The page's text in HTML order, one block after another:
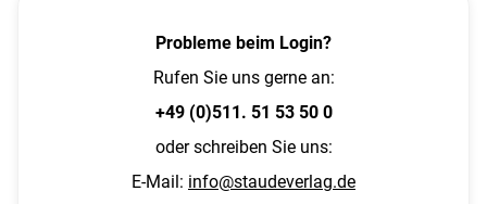
Probleme beim Login?
Rufen Sie uns gerne an:
+49 (0)511. 51 53 50 0
oder schreiben Sie uns:
E-Mail: info@staudeverlag.de